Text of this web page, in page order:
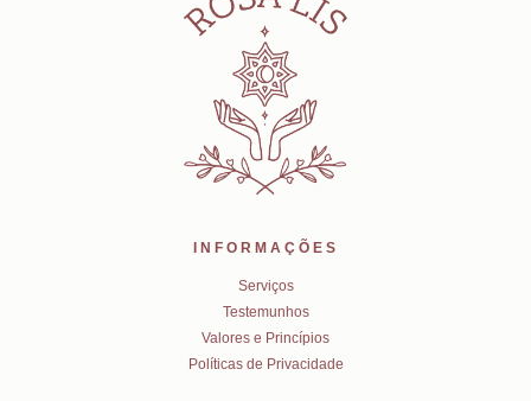
INFORMAÇÕES
Serviços
Testemunhos
Valores e Princípios
Políticas de Privacidade